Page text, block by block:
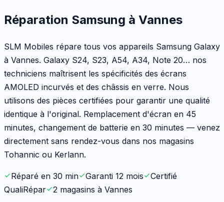
Réparation Samsung à Vannes
SLM Mobiles répare tous vos appareils Samsung Galaxy
à Vannes. Galaxy S24, S23, A54, A34, Note 20… nos
techniciens maîtrisent les spécificités des écrans
AMOLED incurvés et des châssis en verre. Nous
utilisons des pièces certifiées pour garantir une qualité
identique à l'original. Remplacement d'écran en 45
minutes, changement de batterie en 30 minutes — venez
directement sans rendez-vous dans nos magasins
Tohannic ou Kerlann.
Réparé en 30 min Garanti 12 mois
Certifié
QualiRépar
2 magasins à Vannes